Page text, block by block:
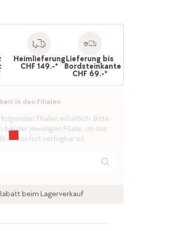
Heimlieferung
CHF 149.-*
Lieferung bis
Bordsteinkante
CHF 69.-*
in den Filialen
Filialen erhältlich. Bitte
bei der jeweiligen Filiale, ob das
und sofort verfügbar ist.
beim Lagerverkauf